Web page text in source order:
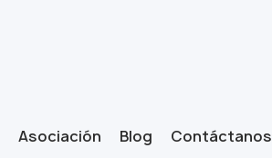
Asociación Blog Contáctanos